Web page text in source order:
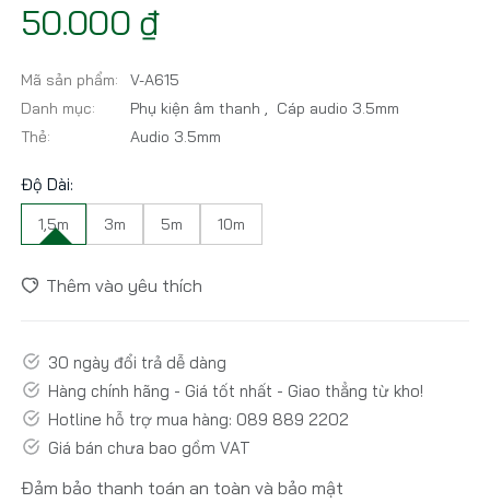
50.000 ₫
Mã sản phẩm:
V-A615
Danh mục:
Phụ kiện âm thanh , Cáp audio 3.5mm
Thẻ:
Audio 3.5mm
Độ Dài:
1,5m 3m 5m 10m
Thêm vào yêu thích
30 ngày đổi trả dễ dàng
Hàng chính hãng - Giá tốt nhất - Giao thẳng từ kho!
Hotline hỗ trợ mua hàng: 089 889 2202
Giá bán chưa bao gồm VAT
Đảm bảo thanh toán an toàn và bảo mật